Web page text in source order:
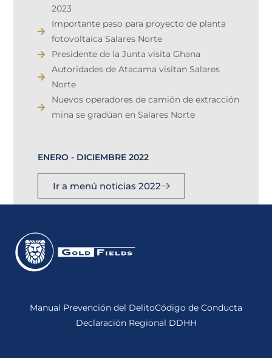
2023
Importante paso para proyecto de planta
fotovoltaica Salares Norte
Presidente de la Junta visita Ghana
Autoridades de Atacama visitan Salares
Norte
Nuevos operadores de camión de extracción
mina se gradúan en Salares Norte
ENERO - DICIEMBRE 2022
Ir a menú noticias 2022
Manual Prevención del DelitoCódigo de Conducta
Declaración Regional DDHH